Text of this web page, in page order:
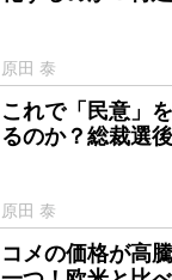
原田 泰
これで「民意」
るのか？総裁選
原田 泰
コメの価格が高